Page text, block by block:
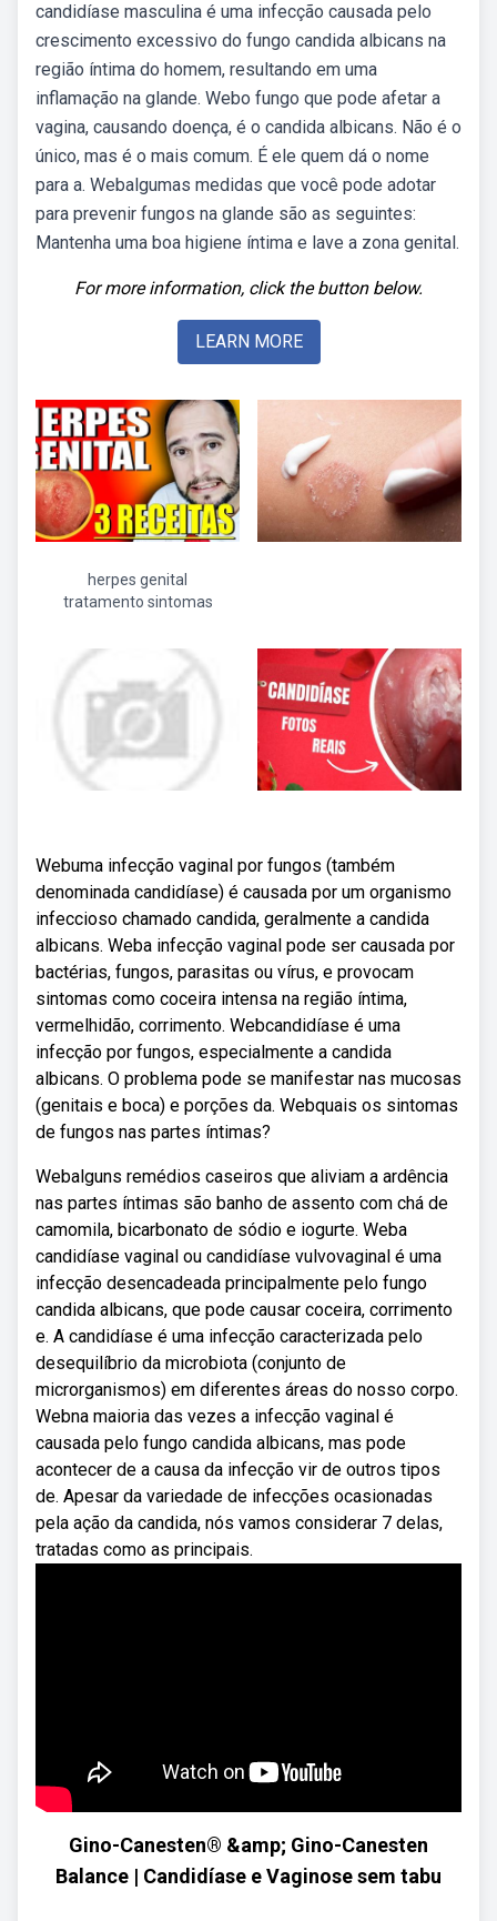
candidíase masculina é uma infecção causada pelo
crescimento excessivo do fungo candida albicans na
região íntima do homem, resultando em uma
inflamação na glande. Webo fungo que pode afetar a
vagina, causando doença, é o candida albicans. Não é o
único, mas é o mais comum. É ele quem dá o nome
para a. Webalgumas medidas que você pode adotar
para prevenir fungos na glande são as seguintes:
Mantenha uma boa higiene íntima e lave a zona genital.
For more information, click the button below.
LEARN MORE
herpes genital
tratamento sintomas
Webuma infecção vaginal por fungos (também
denominada candidíase) é causada por um organismo
infeccioso chamado candida, geralmente a candida
albicans. Weba infecção vaginal pode ser causada por
bactérias, fungos, parasitas ou vírus, e provocam
sintomas como coceira intensa na região íntima,
vermelhidão, corrimento. Webcandidíase é uma
infecção por fungos, especialmente a candida
albicans. O problema pode se manifestar nas mucosas
(genitais e boca) e porções da. Webquais os sintomas
de fungos nas partes íntimas?
Webalguns remédios caseiros que aliviam a ardência
nas partes íntimas são banho de assento com chá de
camomila, bicarbonato de sódio e iogurte. Weba
candidíase vaginal ou candidíase vulvovaginal é uma
infecção desencadeada principalmente pelo fungo
candida albicans, que pode causar coceira, corrimento
e. A candidíase é uma infecção caracterizada pelo
desequilíbrio da microbiota (conjunto de
microrganismos) em diferentes áreas do nosso corpo.
Webna maioria das vezes a infecção vaginal é
causada pelo fungo candida albicans, mas pode
acontecer de a causa da infecção vir de outros tipos
de. Apesar da variedade de infecções ocasionadas
pela ação da candida, nós vamos considerar 7 delas,
tratadas como as principais.
Gino-Canesten® &amp; Gino-Canesten
Balance | Candidíase e Vaginose sem tabu